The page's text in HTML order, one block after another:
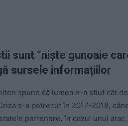
sunt “niște gunoaie
sursele informațiilor
spune că lumea n-a știut cât
s-a petrecut în 2017-2018,
partenere, în cazul unui